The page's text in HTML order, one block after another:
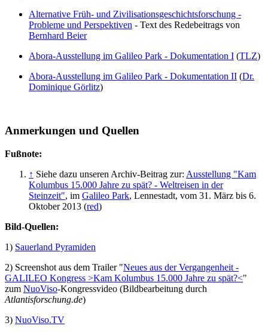
Alternative Früh- und Zivilisationsgeschichtsforschung -
Probleme und Perspektiven - Text des Redebeitrags von
Bernhard Beier
Abora-Ausstellung im Galileo Park - Dokumentation I (TLZ)
Abora-Ausstellung im Galileo Park - Dokumentation II (Dr.
Dominique Görlitz)
Anmerkungen und Quellen
Fußnote:
↑ Siehe dazu unseren Archiv-Beitrag zur: Ausstellung "Kam
Kolumbus 15.000 Jahre zu spät? - Weltreisen in der
Steinzeit", im Galileo Park, Lennestadt, vom 31. März bis 6.
Oktober 2013 (red)
Bild-Quellen:
1) Sauerland Pyramiden
2) Screenshot aus dem Trailer "Neues aus der Vergangenheit -
GALILEO Kongress >Kam Kolumbus 15.000 Jahre zu spät?<"
zum NuoViso-Kongressvideo (Bildbearbeitung durch
Atlantisforschung.de)
3) NuoViso.TV